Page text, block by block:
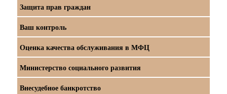
Защита прав граждан
Ваш контроль
Оценка качества обслуживания в МФЦ
Министерство социального развития
Внесудебное банкротство